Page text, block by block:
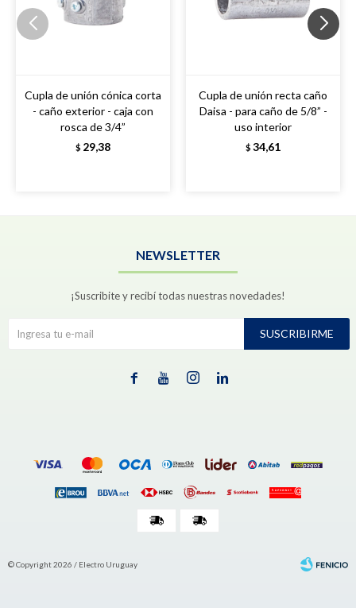
Cupla de unión cónica corta
- caño exterior - caja con
rosca de 3/4”
$ 29,38
Cupla de unión recta caño
Daisa - para caño de 5/8” -
uso interior
$ 34,61
NEWSLETTER
¡Suscribite y recibí todas nuestras novedades!
SUSCRIBIRME
   
© Copyright 2026 / Electro Uruguay